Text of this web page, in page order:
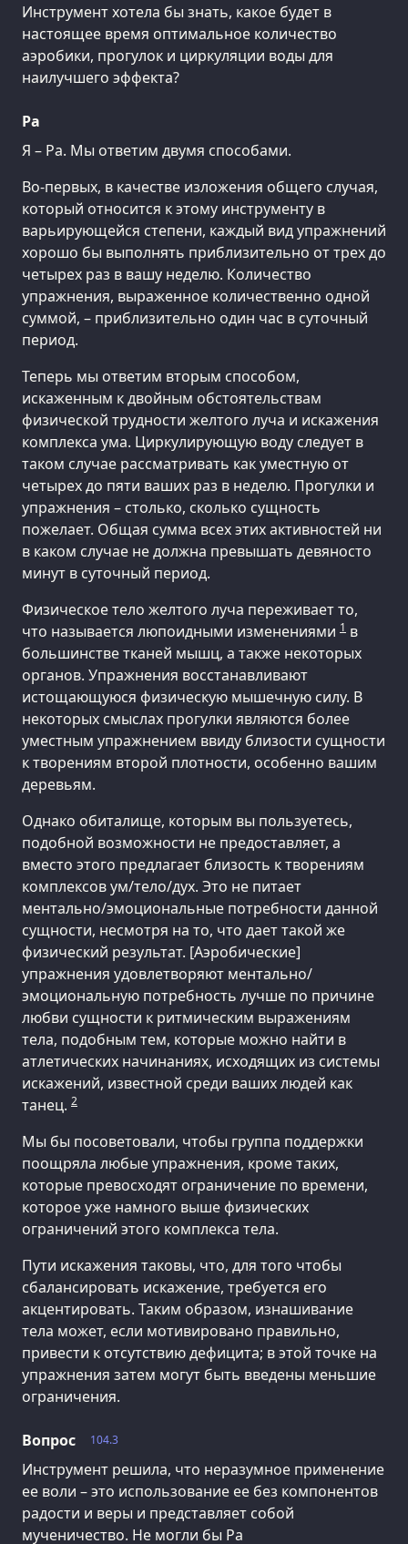
Инструмент хотела бы знать, какое будет в
настоящее время оптимальное количество
аэробики, прогулок и циркуляции воды для
наилучшего эффекта?
Ра
Я – Ра. Мы ответим двумя способами.
Во-первых, в качестве изложения общего случая,
который относится к этому инструменту в
варьирующейся степени, каждый вид упражнений
хорошо бы выполнять приблизительно от трех до
четырех раз в вашу неделю. Количество
упражнения, выраженное количественно одной
суммой, – приблизительно один час в суточный
период.
Теперь мы ответим вторым способом,
искаженным к двойным обстоятельствам
физической трудности желтого луча и искажения
комплекса ума. Циркулирующую воду следует в
таком случае рассматривать как уместную от
четырех до пяти ваших раз в неделю. Прогулки и
упражнения – столько, сколько сущность
пожелает. Общая сумма всех этих активностей ни
в каком случае не должна превышать девяносто
минут в суточный период.
Физическое тело желтого луча переживает то,
что называется люпоидными изменениями 1 в
большинстве тканей мышц, а также некоторых
органов. Упражнения восстанавливают
истощающуюся физическую мышечную силу. В
некоторых смыслах прогулки являются более
уместным упражнением ввиду близости сущности
к творениям второй плотности, особенно вашим
деревьям.
Однако обиталище, которым вы пользуетесь,
подобной возможности не предоставляет, а
вместо этого предлагает близость к творениям
комплексов ум/тело/дух. Это не питает
ментально/эмоциональные потребности данной
сущности, несмотря на то, что дает такой же
физический результат. [Аэробические]
упражнения удовлетворяют ментально/
эмоциональную потребность лучше по причине
любви сущности к ритмическим выражениям
тела, подобным тем, которые можно найти в
атлетических начинаниях, исходящих из системы
искажений, известной среди ваших людей как
танец. 2
Мы бы посоветовали, чтобы группа поддержки
поощряла любые упражнения, кроме таких,
которые превосходят ограничение по времени,
которое уже намного выше физических
ограничений этого комплекса тела.
Пути искажения таковы, что, для того чтобы
сбалансировать искажение, требуется его
акцентировать. Таким образом, изнашивание
тела может, если мотивировано правильно,
привести к отсутствию дефицита; в этой точке на
упражнения затем могут быть введены меньшие
ограничения.
104.3
Вопрос
Инструмент решила, что неразумное применение
ее воли – это использование ее без компонентов
радости и веры и представляет собой
мученичество. Не могли бы Ра